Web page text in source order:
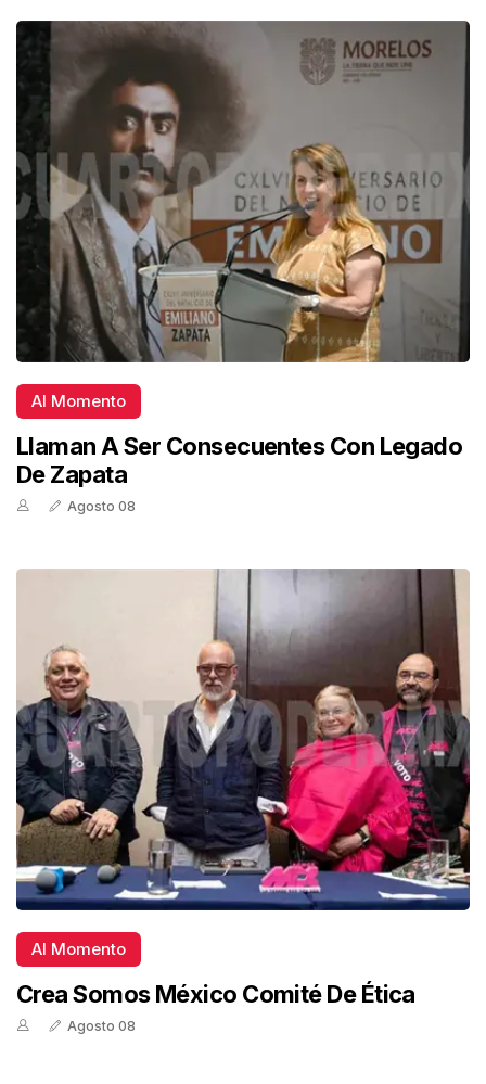
Al Momento
Llaman A Ser Consecuentes Con Legado
De Zapata
Agosto 08
Al Momento
Crea Somos México Comité De Ética
Agosto 08